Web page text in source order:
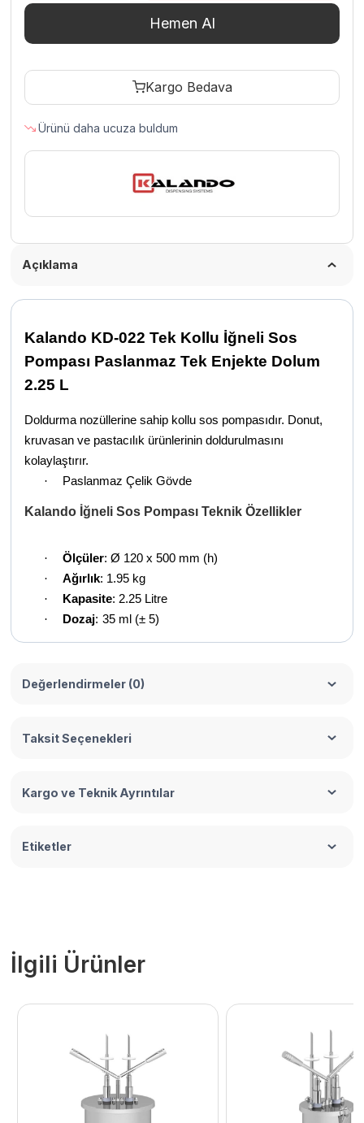
022
İğneli
Paslanmaz
Tek
2.25
Hemen Al
Kargo Bedava
Ürünü daha ucuza buldum
Açıklama
Kalando KD-022 Tek Kollu İğneli Sos
Pompası Paslanmaz Tek Enjekte Dolum
2.25 L
Doldurma nozüllerine sahip kollu sos pompasıdır. Donut,
kruvasan ve pastacılık ürünlerinin doldurulmasını
kolaylaştırır.
·
Paslanmaz Çelik Gövde
Kalando İğneli Sos Pompası Teknik Özellikler
· Ölçüler: Ø 120 x 500 mm (h)
·
Ağırlık: 1.95 kg
·
Kapasite: 2.25 Litre
·
Dozaj: 35 ml (± 5)
Değerlendirmeler (0)
Taksit Seçenekleri
Kargo ve Teknik Ayrıntılar
Etiketler
İlgili Ürünler